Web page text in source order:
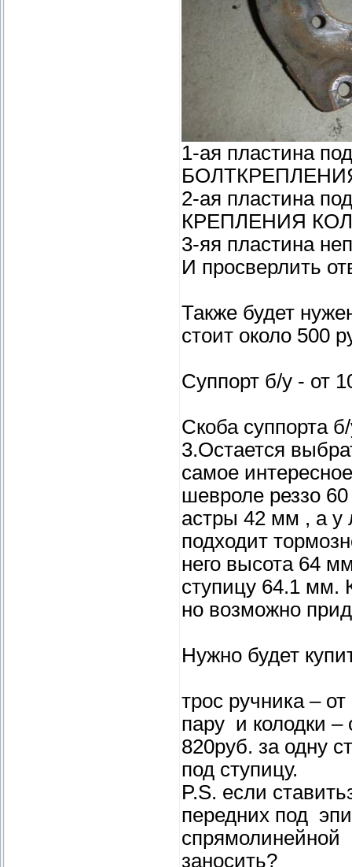
1-ая пластина
2-ая пластина
КРЕПЛЕНИЯ
3-яя пластина
И просверлить
Также будет
стоит около 500
Суппорт б/у - от
Скоба суппорта
3.Остается
самое
шевроле реззо
астры 42 мм , а у
подходит
него высота 64
ступицу 64.1 мм.
но возможно
Нужно будет
трос ручника –
пару и колодки –
820руб. за одну
под ступицу.
P.S. если
передних под
заносить?